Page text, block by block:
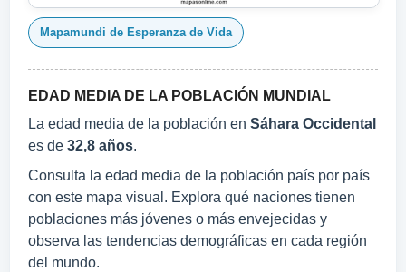
Mapamundi de Esperanza de Vida
EDAD MEDIA DE LA POBLACIÓN MUNDIAL
La edad media de la población en Sáhara Occidental
es de 32,8 años.
Consulta la edad media de la población país por país
con este mapa visual. Explora qué naciones tienen
poblaciones más jóvenes o más envejecidas y
observa las tendencias demográficas en cada región
del mundo.